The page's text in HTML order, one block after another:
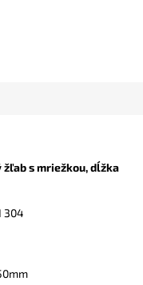
žľab s mriežkou, dĺžka
304